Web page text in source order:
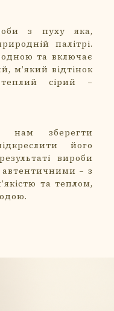
з пуху яка,
палітрі.
та включає
м’який відтінок
сірий –
нам зберегти
його
вироби
– з
та теплом,